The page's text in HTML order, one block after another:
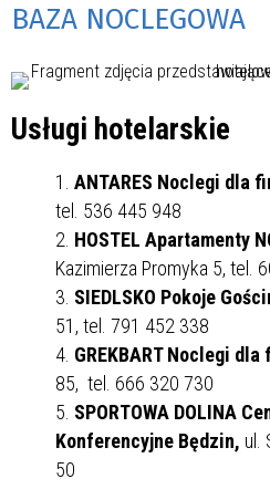
BAZA NOCLEGOWA
Usługi hotelarskie
ANTARES Noclegi dla
tel. 536 445 948
HOSTEL Apartamenty
Kazimierza Promyka 5, tel.
SIEDLSKO Pokoje
51, tel. 791 452 338
GREKBART Noclegi
85, tel. 666 320 730
SPORTOWA DOLINA
Konferencyjne Będzin, ul.
50